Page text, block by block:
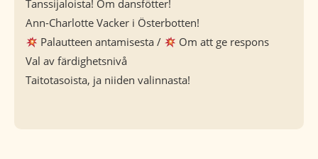
Tanssijaloista! Om dansfötter!
Ann-Charlotte Vacker i Österbotten!
Palautteen antamisesta /
Om att ge respons
Val av färdighetsnivå
Taitotasoista, ja niiden valinnasta!